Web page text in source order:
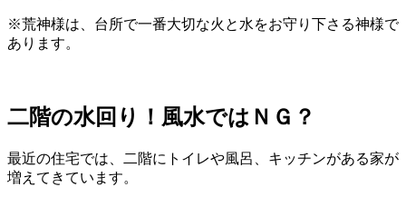
※荒神様は、台所で一番大切な火と水をお守り下さる神様で
あります。
二階の水回り！風水ではＮＧ？
最近の住宅では、二階にトイレや風呂、キッチンがある家が
増えてきています。